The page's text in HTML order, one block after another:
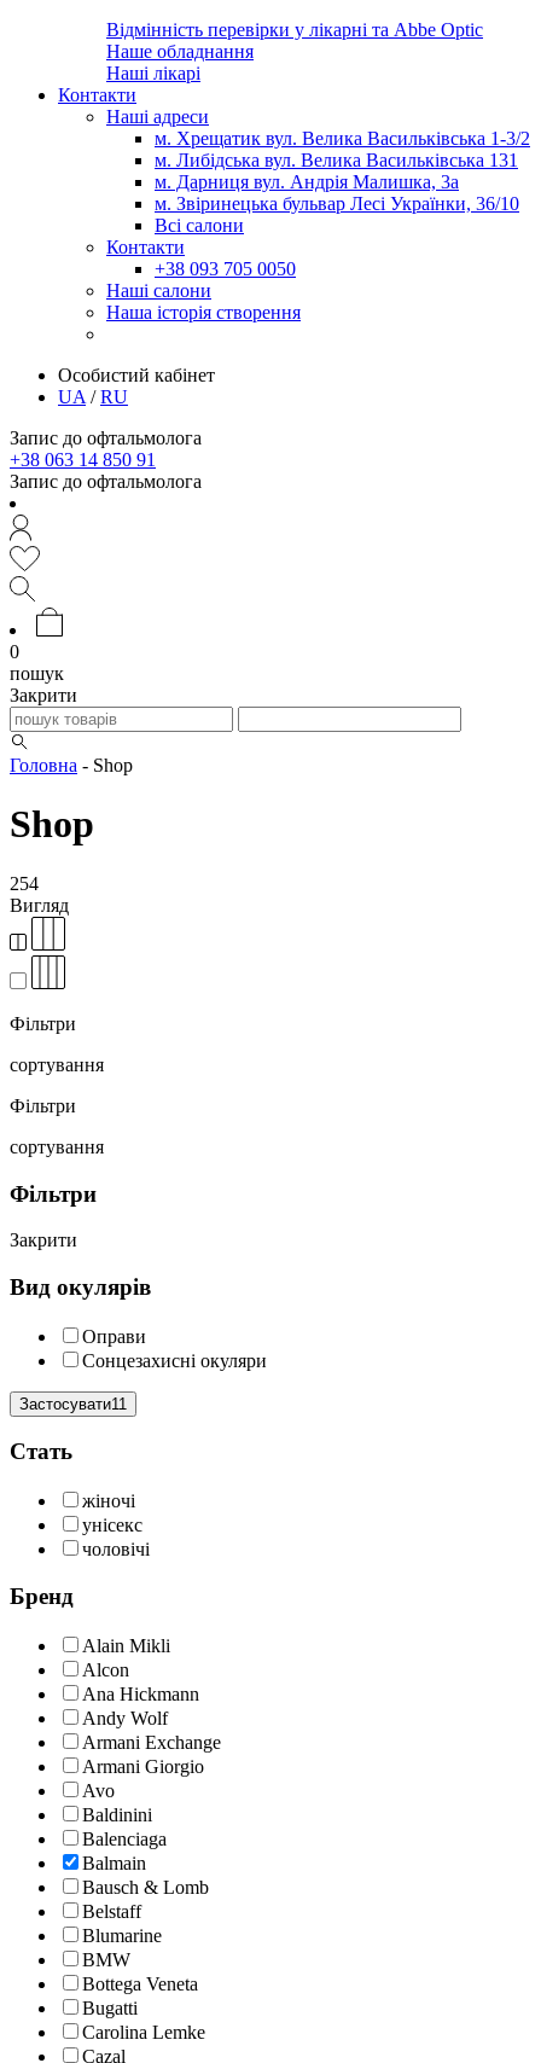
Відмінність перевірки у лікарні та Abbe Optic
Наше обладнання
Наші лікарі
Контакти
Наші адреси
м. Хрещатик вул. Велика Васильківська 1-3/2
м. Либідська вул. Велика Васильківська 131
м. Дарниця вул. Андрія Малишка, 3а
м. Звіринецька бульвар Лесі Українки, 36/10
Всі салони
Контакти
+38 093 705 0050
Наші салони
Наша історія створення
Особистий кабінет
UA /RU
Запис до офтальмолога
+38 063 14 850 91
Запис до офтальмолога
0
пошук
Закрити
Головна - Shop
Shop
254
Вигляд
Фільтри
сортування
Фільтри
сортування
Фільтри
Закрити
Вид окулярів
Оправи
Сонцезахисні окуляри
Застосувати11
Cтать
жіночі
унісекс
чоловічі
Бренд
Alain Mikli
Alcon
Ana Hickmann
Andy Wolf
Armani Exchange
Armani Giorgio
Avo
Baldinini
Balenciaga
Balmain
Bausch & Lomb
Belstaff
Blumarine
BMW
Bottega Veneta
Bugatti
Carolina Lemke
Cazal